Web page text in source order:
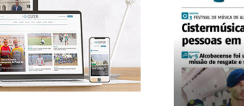
nos a manter este serviço público!
exclusivos e versões digitais.
desejado: